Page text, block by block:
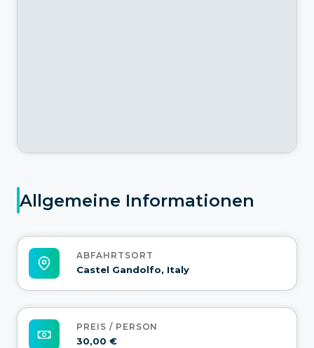
Allgemeine Informationen
ABFAHRTSORT
Castel Gandolfo, Italy
PREIS / PERSON
30,00 €